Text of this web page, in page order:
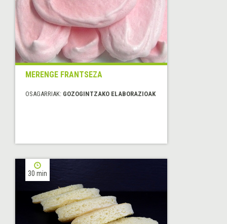
MERENGE FRANTSEZA
OSAGARRIAK: GOZOGINTZAKO ELABORAZIOAK
30 min